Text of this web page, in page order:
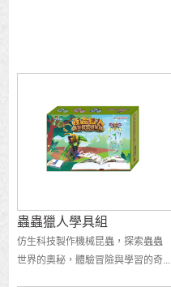
蟲蟲獵人學具組
仿生科技製作機械昆蟲，探索蟲蟲
世界的奧秘，體驗冒險與學習的奇...